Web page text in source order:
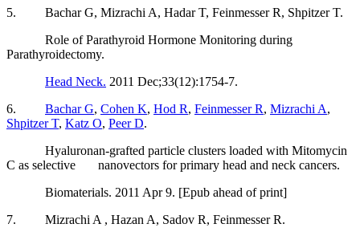
5. Bachar G, Mizrachi A, Hadar T, Feinmesser R, Shpitzer T.
Role of Parathyroid Hormone Monitoring during
Parathyroidectomy.
Head Neck. 2011 Dec;33(12):1754-7.
6. Bachar G, Cohen K, Hod R, Feinmesser R, Mizrachi A,
Shpitzer T, Katz O, Peer D.
Hyaluronan-grafted particle clusters loaded with Mitomycin
C as selective nanovectors for primary head and neck cancers.
Biomaterials. 2011 Apr 9. [Epub ahead of print]
7. Mizrachi A , Hazan A, Sadov R, Feinmesser R.